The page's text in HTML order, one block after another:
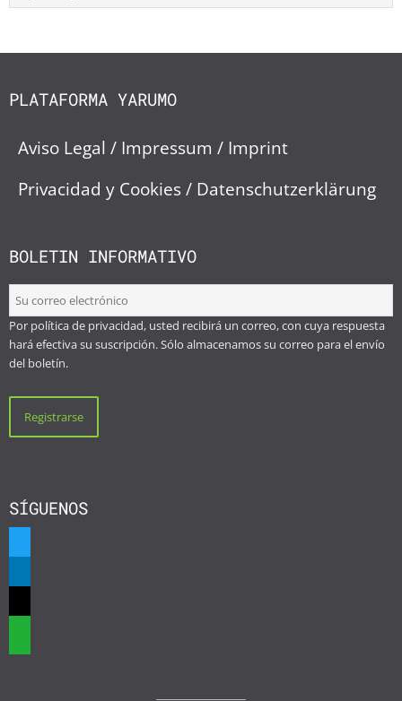
PLATAFORMA YARUMO
Aviso Legal / Impressum / Imprint
Privacidad y Cookies / Datenschutzerklärung
BOLETIN INFORMATIVO
Por política de privacidad, usted recibirá un correo, con cuya respuesta
hará efectiva su suscripción. Sólo almacenamos su correo para el envío
del boletín.
SÍGUENOS